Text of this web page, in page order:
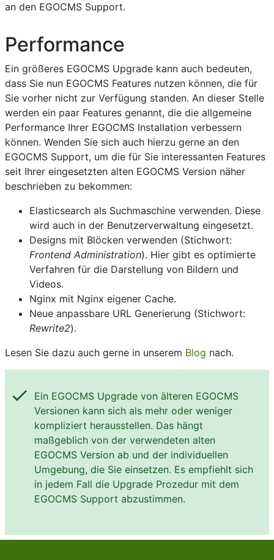
an den EGOCMS Support.
Performance
Ein größeres EGOCMS Upgrade kann auch bedeuten,
dass Sie nun EGOCMS Features nutzen können, die für
Sie vorher nicht zur Verfügung standen. An dieser Stelle
werden ein paar Features genannt, die die allgemeine
Performance Ihrer EGOCMS Installation verbessern
können. Wenden Sie sich auch hierzu gerne an den
EGOCMS Support, um die für Sie interessanten Features
seit Ihrer eingesetzten alten EGOCMS Version näher
beschrieben zu bekommen:
Elasticsearch als Suchmaschine verwenden. Diese
wird auch in der Benutzerverwaltung eingesetzt.
Designs mit Blöcken verwenden (Stichwort:
Frontend Administration). Hier gibt es optimierte
Verfahren für die Darstellung von Bildern und
Videos.
Nginx mit Nginx eigener Cache.
Neue anpassbare URL Generierung (Stichwort:
Rewrite2).
Lesen Sie dazu auch gerne in unserem Blog nach.
check
Ein EGOCMS Upgrade von älteren EGOCMS
Versionen kann sich als mehr oder weniger
kompliziert herausstellen. Das hängt
maßgeblich von der verwendeten alten
EGOCMS Version ab und der individuellen
Umgebung, die Sie einsetzen. Es empfiehlt sich
in jedem Fall die Upgrade Prozedur mit dem
EGOCMS Support abzustimmen.